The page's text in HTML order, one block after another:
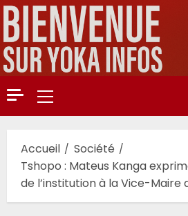
Aller
au
contenu
Menu
principal
Accueil
Société
Tshopo : Mateus Kanga
de l’institution à la Vice-Maire